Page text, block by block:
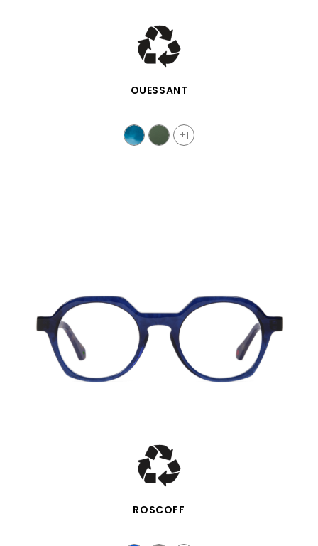
SCHNELLANSICHT
OUESSANT
+1
SCHNELLANSICHT
ROSCOFF